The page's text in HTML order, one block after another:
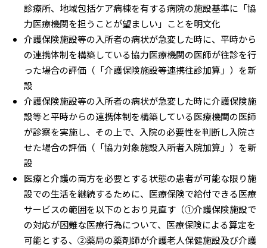
診療所、地域包括ケア病棟を有する病院の施設基準に「協
力医療機関を担うことが望ましい」ことを明文化
介護保険施設等の入所者の病状が急変した時に、平時から
の連携体制を構築している協力医療機関の医師が往診を行
った場合の評価（「介護保険施設等連携往診加算」）を新
設
介護保険施設等の入所者の病状が急変した時に介護保険施
設等と平時からの連携体制を構築している医療機関の医師
が診察を実施し、その上で、入院の必要性を判断し入院さ
せた場合の評価（「協力対象施設入所者入院加算」）を新
設
医療と介護の両方を必要とする状態の患者が可能な限り施
設での生活を継続するために、医療保険で給付できる医療
サービスの範囲を以下のとおり見直す（①介護保険施設で
の対応が困難な医療行為について、医療保険による算定を
可能とする、②薬局の薬剤師が介護老人保健施設及び介護